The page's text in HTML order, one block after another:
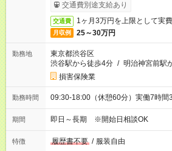
交通費別途支給あり
交通費 1ヶ月3万円を上限として実
月収例 25～30万円
勤務地
東京都渋谷区
渋谷駅から徒歩4分 / 明治神宮前駅
損害保険業
勤務時間 09:30-18:00（休憩60分）実働7時間
期間 即日～長期 ※開始日相談OK
特徴 履歴書不要 / 服装自由